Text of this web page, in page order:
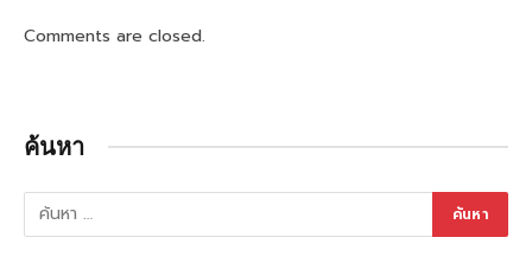
Comments are closed.
ค้นหา